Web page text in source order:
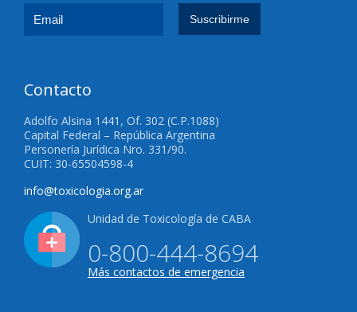
Contacto
Adolfo Alsina 1441, Of. 302 (C.P.1088)
Capital Federal – República Argentina
Personería Jurídica Nro. 331/90.
CUIT: 30-65504598-4
info@toxicologia.org.ar
Unidad de Toxicología de CABA
0-800-444-8694
Más contactos de emergencia